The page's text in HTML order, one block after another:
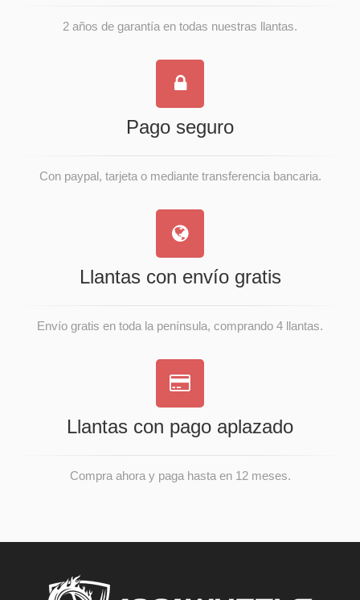
2 años de garantía en todas nuestras llantas.
Pago seguro
Con paypal, tarjeta o mediante transferencia bancaria.
Llantas con envío gratis
Envío gratis en toda la península, comprando 4 llantas.
Llantas con pago aplazado
Compra ahora y paga hasta en 12 meses.